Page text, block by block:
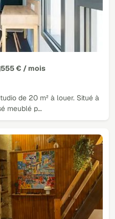
555 € / mois
de 20 m² à louer. Situé à
meublé p…